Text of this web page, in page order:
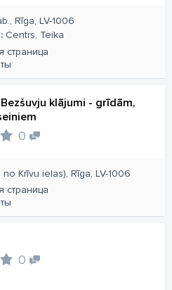
Rīga, LV-1006
Centrs, Teika
klājumi - grīdām,
0
Krīvu ielas), Rīga, LV-1006
0